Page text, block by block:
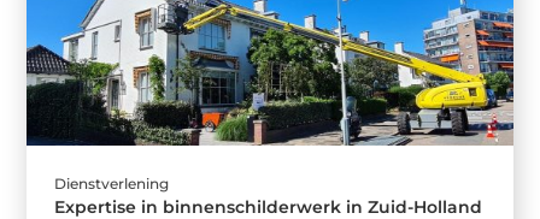
Dienstverlening
Expertise in binnenschilderwerk in Zuid-Holland